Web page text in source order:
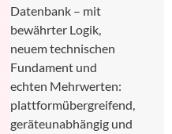
Datenbank – mit
bewährter Logik,
neuem technischen
Fundament und
echten Mehrwerten:
plattformübergreifend,
geräteunabhängig und